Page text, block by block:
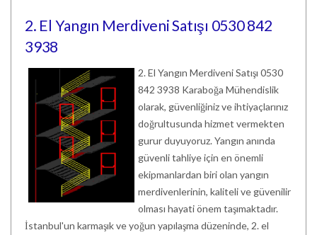
2. El Yangın Merdiveni Satışı 0530 842
3938
2. El Yangın Merdiveni Satışı 0530
842 3938 Karaboğa Mühendislik
olarak, güvenliğiniz ve ihtiyaçlarınız
doğrultusunda hizmet vermekten
gurur duyuyoruz. Yangın anında
güvenli tahliye için en önemli
ekipmanlardan biri olan yangın
merdivenlerinin, kaliteli ve güvenilir
olması hayati önem taşımaktadır.
İstanbul'un karmaşık ve yoğun yapılaşma düzeninde, 2. el